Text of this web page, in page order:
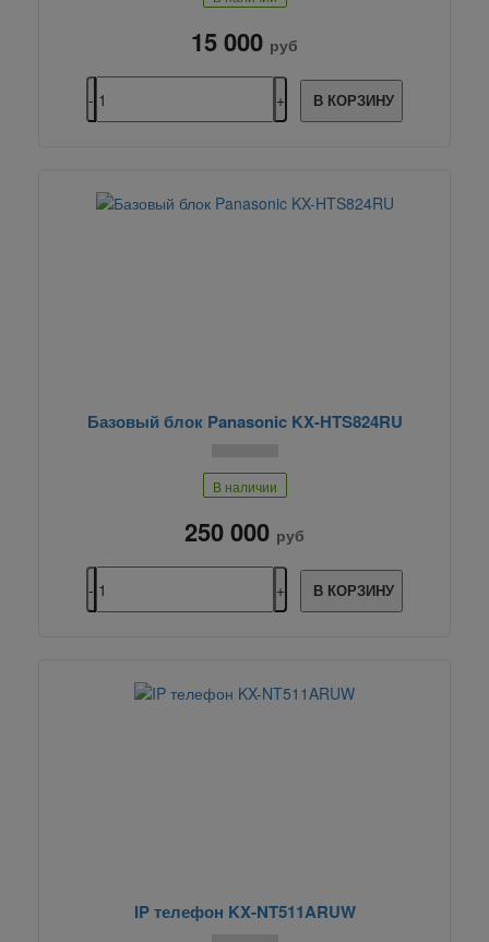
15 000 руб
В КОРЗИНУ
Базовый блок Panasonic KX-HTS824RU
В наличии
250 000 руб
В КОРЗИНУ
IP телефон KX-NT511ARUW